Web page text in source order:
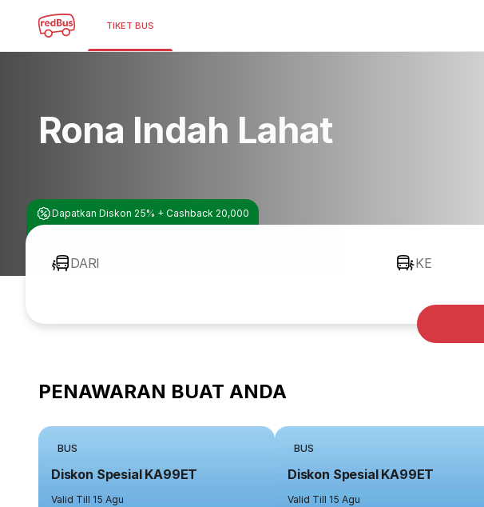
TIKET BUS
Rona Indah Lahat
Dapatkan Diskon 25% + Cashback 20,000
DARI KE
PENAWARAN BUAT ANDA
BUS
Diskon Spesial KA99ET
Valid Till 15 Agu
BUS
Diskon Spesial KA99ET
Valid Till 15 Agu